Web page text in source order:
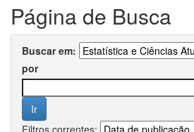
Página de Busca
Buscar em:
por
Filtros correntes: